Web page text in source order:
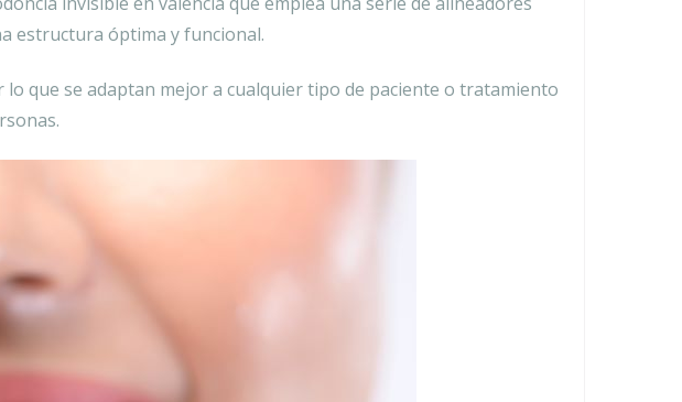
estructura óptima y funcional.
que se adaptan mejor a cualquier tipo de paciente o tratamiento